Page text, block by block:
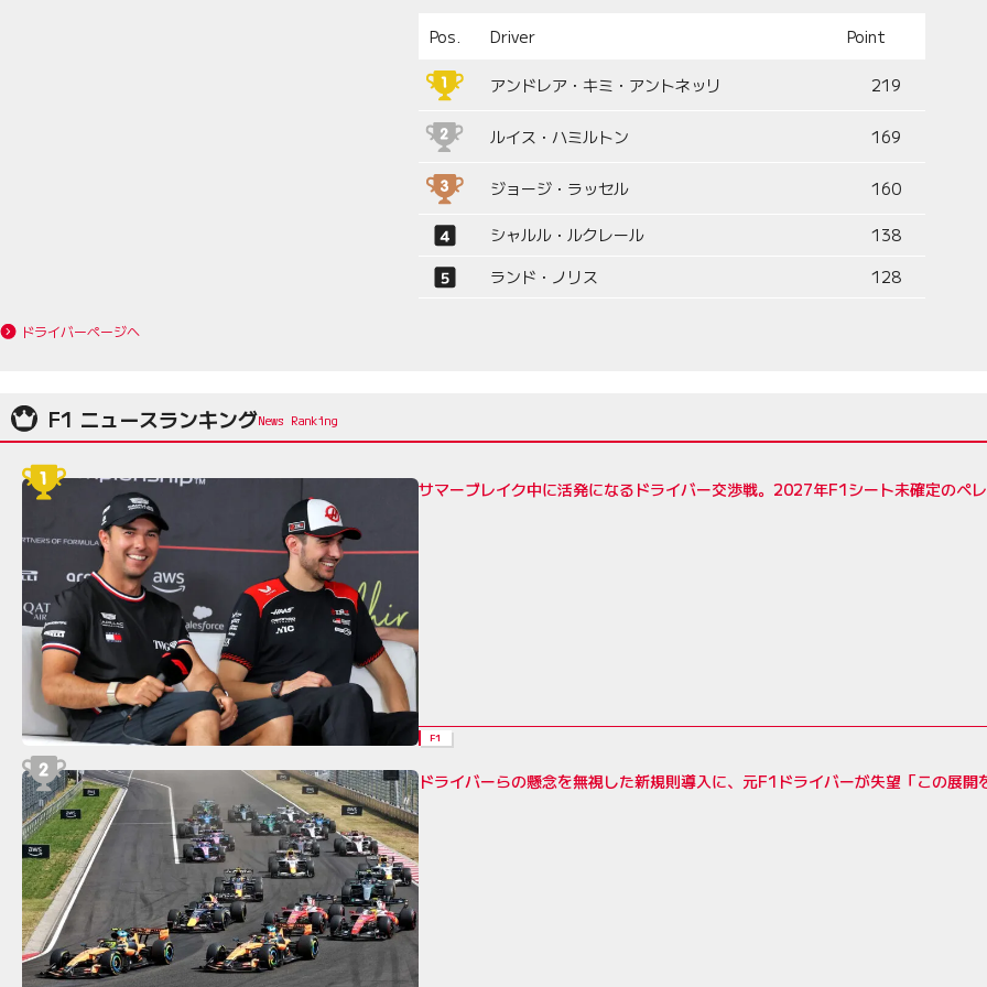
Pos. Driver Point
アンドレア・キミ・アントネッリ 219
ルイス・ハミルトン 169
ジョージ・ラッセル 160
シャルル・ルクレール
138
ランド・ノリス
128
ドライバーページへ
F1 ニュースランキング
サマーブレイク中に活発になるドライバー交渉戦。2027年F1シート未確定のペ
F1
ドライバーらの懸念を無視した新規則導入に、元F1ドライバーが失望「この展開